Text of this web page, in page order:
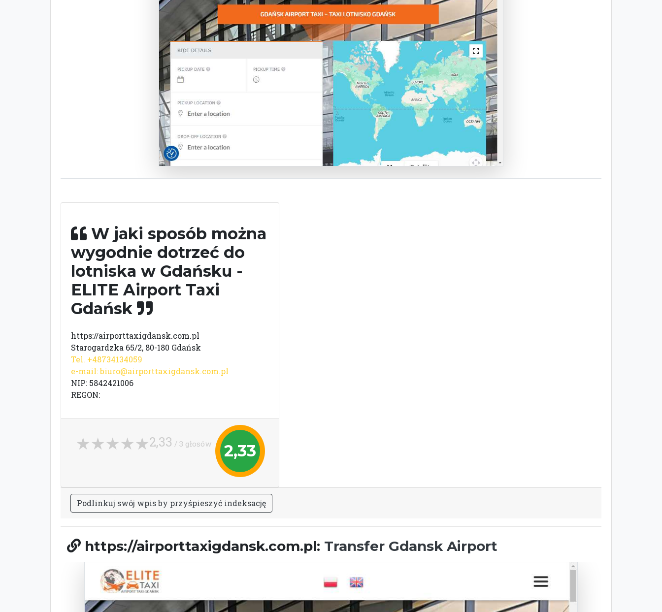
W jaki sposób można
wygodnie dotrzeć do
lotniska w Gdańsku -
ELITE Airport Taxi
Gdańsk
https://airporttaxigdansk.com.pl
Starogardzka 65/2, 80-180 Gdańsk
Tel. +48734134059
e-mail:biuro@airporttaxigdansk.com.pl
NIP: 5842421006
REGON:
2,33
2,33 / 3 głosów
Podlinkuj swój wpisby przyśpieszyć indeksację
https://airporttaxigdansk.com.pl: Transfer Gdansk Airport